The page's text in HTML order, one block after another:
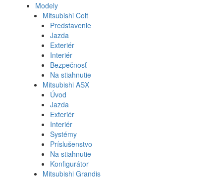
Modely
Mitsubishi Colt
Predstavenie
Jazda
Exteriér
Interiér
Bezpečnosť
Na stiahnutie
Mitsubishi ASX
Úvod
Jazda
Exteriér
Interiér
Systémy
Príslušenstvo
Na stiahnutie
Konfigurátor
Mitsubishi Grandis